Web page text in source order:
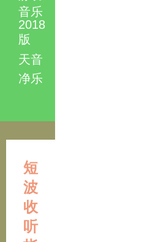
音乐
2018
版
天音
净乐
短
波
收
听